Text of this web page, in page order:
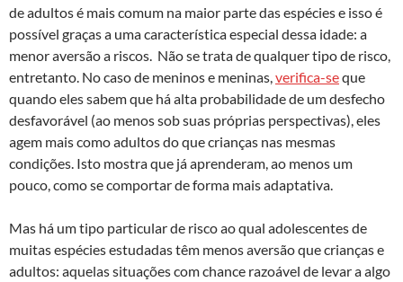
de adultos é mais comum na maior parte das espécies e isso é
possível graças a uma característica especial dessa idade: a
menor aversão a riscos. Não se trata de qualquer tipo de risco,
entretanto. No caso de meninos e meninas,verifica-seque
quando eles sabem que há alta probabilidade de um desfecho
desfavorável (ao menos sob suas próprias perspectivas), eles
agem mais como adultos do que crianças nas mesmas
condições. Isto mostra que já aprenderam, ao menos um
pouco, como se comportar de forma mais adaptativa.
Mas há um tipo particular de risco ao qual adolescentes de
muitas espécies estudadas têm menos aversão que crianças e
adultos: aquelas situações com chance razoável de levar a algo